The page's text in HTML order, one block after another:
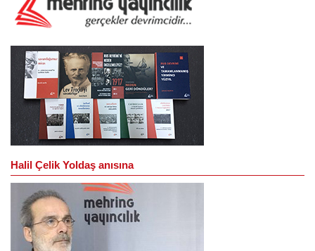
Halil Çelik Yoldaş anısına